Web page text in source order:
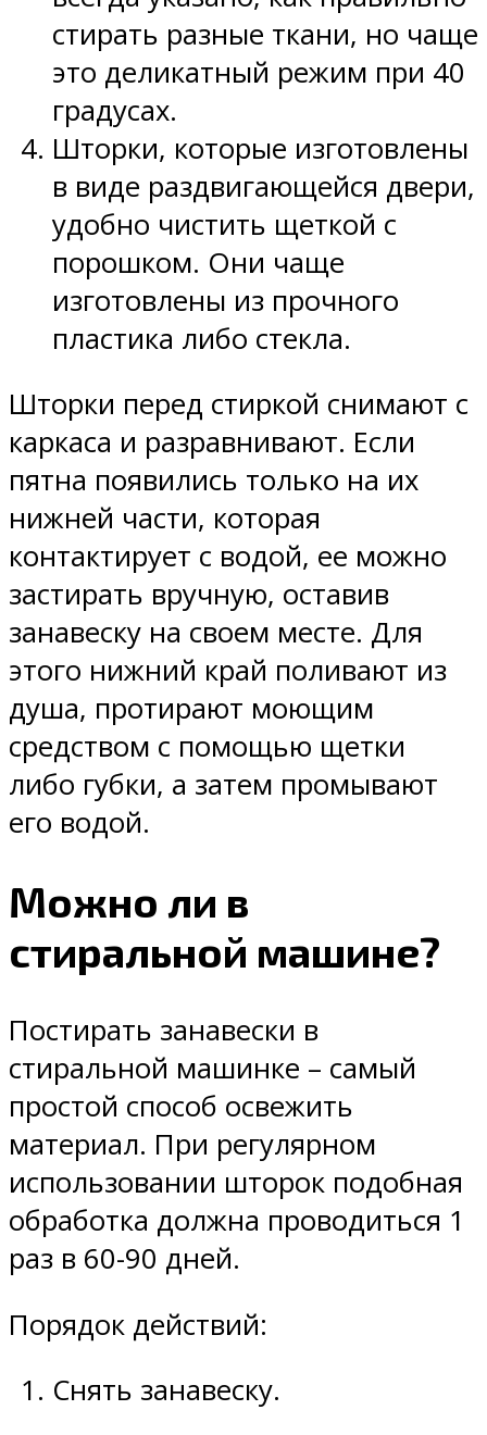
стирать разные ткани, но чаще
это деликатный режим при 40
градусах.
Шторки, которые изготовлены
в виде раздвигающейся двери,
удобно чистить щеткой с
порошком. Они чаще
изготовлены из прочного
пластика либо стекла.
Шторки перед стиркой снимают с
каркаса и разравнивают. Если
пятна появились только на их
нижней части, которая
контактирует с водой, ее можно
застирать вручную, оставив
занавеску на своем месте. Для
этого нижний край поливают из
душа, протирают моющим
средством с помощью щетки
либо губки, а затем промывают
его водой.
Можно ли в
стиральной машине?
Постирать занавески в
стиральной машинке – самый
простой способ освежить
материал. При регулярном
использовании шторок подобная
обработка должна проводиться 1
раз в 60-90 дней.
Порядок действий:
Снять занавеску.